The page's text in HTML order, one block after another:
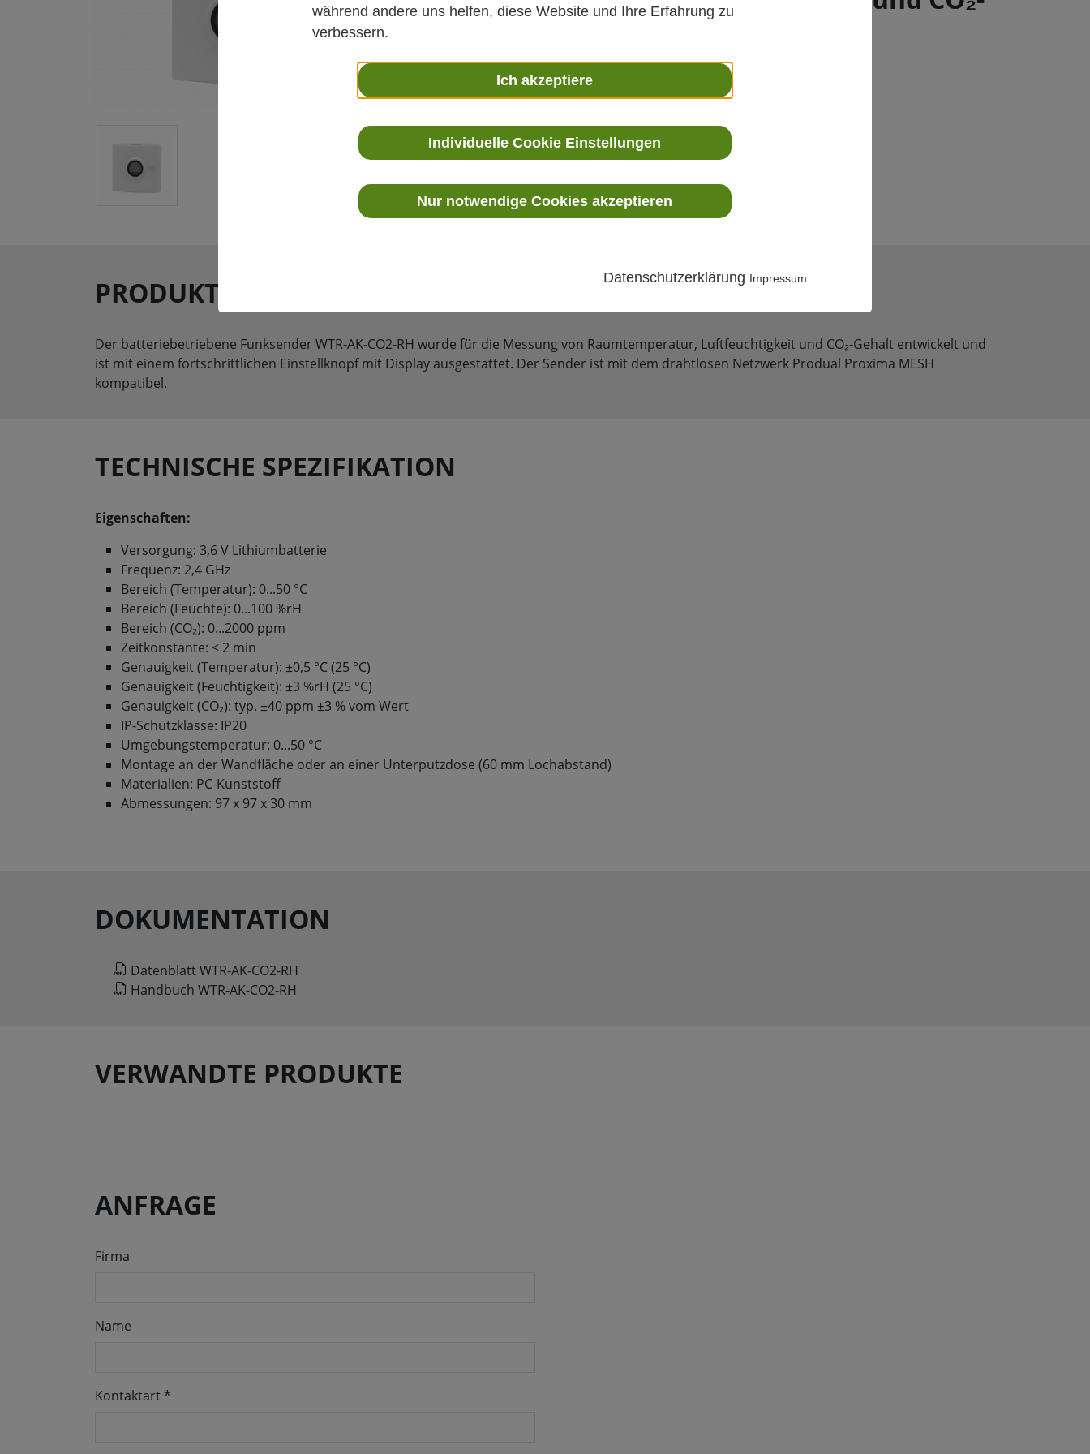
während andere uns helfen, diese Website und Ihre Erfahrung zu
verbessern.
Ich akzeptiere
Individuelle Cookie Einstellungen
Nur notwendige Cookies akzeptieren
Datenschutzerklärung Impressum
Gehalt
PRODUKTBESCHREIBUNG
Der batteriebetriebene Funksender WTR-AK-CO2-RH wurde für die Messung von Raumtemperatur, Luftfeuchtigkeit und CO₂-Gehalt entwickelt und
ist mit einem fortschrittlichen Einstellknopf mit Display ausgestattet. Der Sender ist mit dem drahtlosen Netzwerk Produal Proxima MESH
kompatibel.
TECHNISCHE SPEZIFIKATION
Eigenschaften:
Versorgung: 3,6 V Lithiumbatterie
Frequenz: 2,4 GHz
Bereich (Temperatur): 0...50 °C
Bereich (Feuchte): 0...100 %rH
Bereich (CO₂): 0...2000 ppm
Zeitkonstante: < 2 min
Genauigkeit (Temperatur): ±0,5 °C (25 °C)
Genauigkeit (Feuchtigkeit): ±3 %rH (25 °C)
Genauigkeit (CO₂): typ. ±40 ppm ±3 % vom Wert
IP-Schutzklasse: IP20
Umgebungstemperatur: 0...50 °C
Montage an der Wandfläche oder an einer Unterputzdose (60 mm Lochabstand)
Materialien: PC-Kunststoff
Abmessungen: 97 x 97 x 30 mm
DOKUMENTATION
Datenblatt WTR-AK-CO2-RH
Handbuch WTR-AK-CO2-RH
VERWANDTE PRODUKTE
ANFRAGE
Firma
Name
Kontaktart *